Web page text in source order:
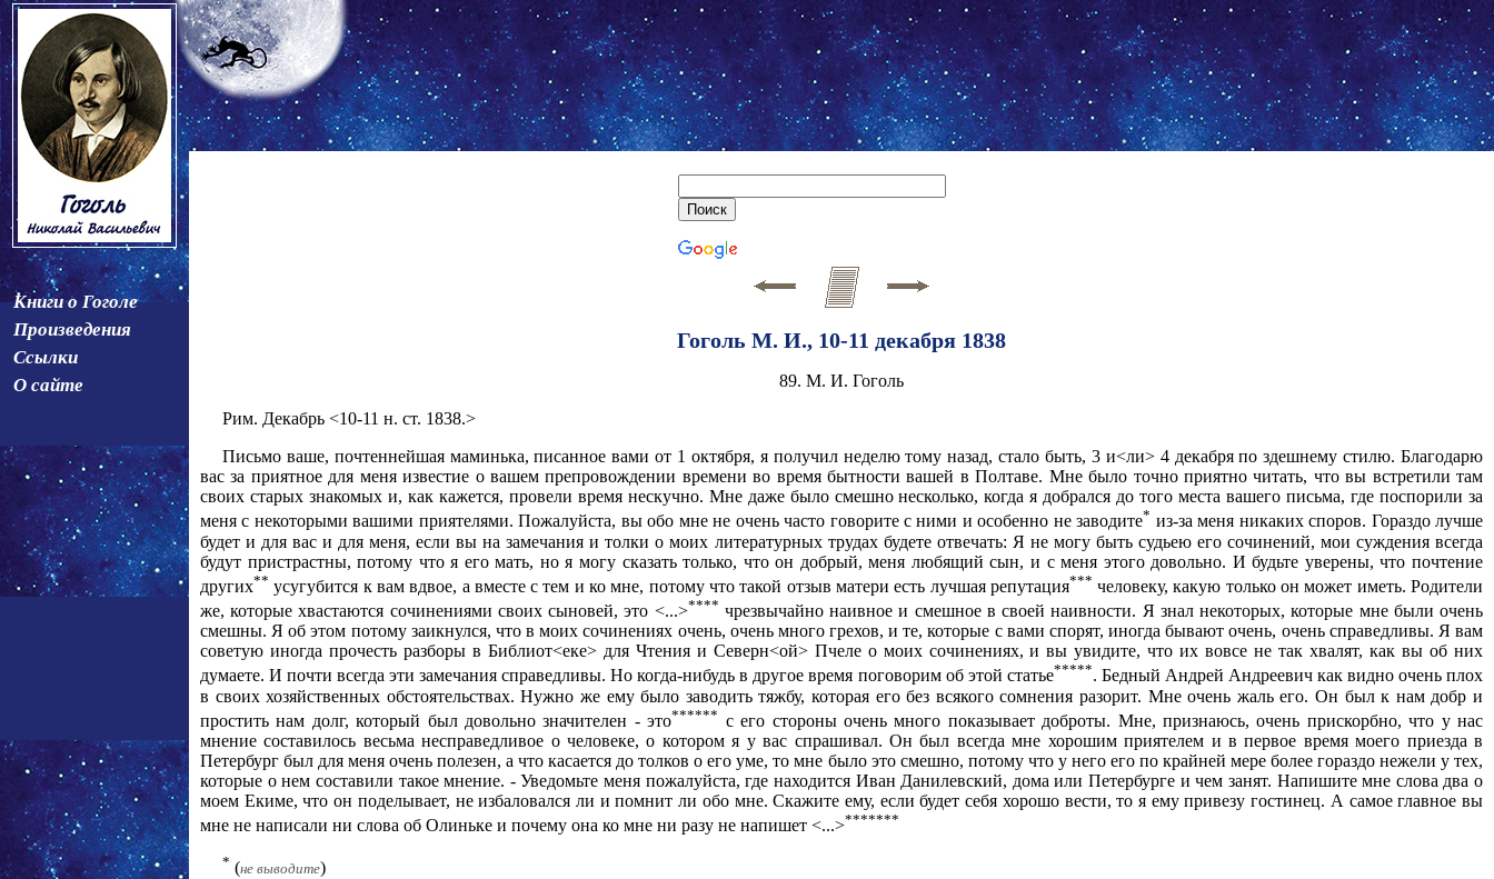
Книги о Гоголе
Произведения
Ссылки
О сайте
Гоголь М. И., 10-11 декабря 1838
89. М. И. Гоголь
Рим. Декабрь <10-11 н. ст. 1838.>
Письмо ваше, почтеннейшая маминька, писанное вами от 1 октября, я получил неделю тому назад, стало быть, 3 и<ли> 4 декабря по здешнему стилю. Благодарю
вас за приятное для меня известие о вашем препровождении времени во время бытности вашей в Полтаве. Мне было точно приятно читать, что вы встретили там
своих старых знакомых и, как кажется, провели время нескучно. Мне даже было смешно несколько, когда я добрался до того места вашего письма, где поспорили за
меня с некоторыми вашими приятелями. Пожалуйста, вы обо мне не очень часто говорите с ними и особенно не заводите* из-за меня никаких споров. Гораздо лучше
будет и для вас и для меня, если вы на замечания и толки о моих литературных трудах будете отвечать: Я не могу быть судьею его сочинений, мои суждения всегда
будут пристрастны, потому что я его мать, но я могу сказать только, что он добрый, меня любящий сын, и с меня этого довольно. И будьте уверены, что почтение
других** усугубится к вам вдвое, а вместе с тем и ко мне, потому что такой отзыв матери есть лучшая репутация*** человеку, какую только он может иметь. Родители
же, которые хвастаются сочинениями своих сыновей, это <...>**** чрезвычайно наивное и смешное в своей наивности. Я знал некоторых, которые мне были очень
смешны. Я об этом потому заикнулся, что в моих сочинениях очень, очень много грехов, и те, которые с вами спорят, иногда бывают очень, очень справедливы. Я вам
советую иногда прочесть разборы в Библиот<еке> для Чтения и Северн<ой> Пчеле о моих сочинениях, и вы увидите, что их вовсе не так хвалят, как вы об них
думаете. И почти всегда эти замечания справедливы. Но когда-нибудь в другое время поговорим об этой статье*****. Бедный Андрей Андреевич как видно очень плох
в своих хозяйственных обстоятельствах. Нужно же ему было заводить тяжбу, которая его без всякого сомнения разорит. Мне очень жаль его. Он был к нам добр и
простить нам долг, который был довольно значителен - это****** с его стороны очень много показывает доброты. Мне, признаюсь, очень прискорбно, что у нас
мнение составилось весьма несправедливое о человеке, о котором я у вас спрашивал. Он был всегда мне хорошим приятелем и в первое время моего приезда в
Петербург был для меня очень полезен, а что касается до толков о его уме, то мне было это смешно, потому что у него его по крайней мере более гораздо нежели у тех,
которые о нем составили такое мнение. - Уведомьте меня пожалуйста, где находится Иван Данилевский, дома или Петербурге и чем занят. Напишите мне слова два о
моем Екиме, что он поделывает, не избаловался ли и помнит ли обо мне. Скажите ему, если будет себя хорошо вести, то я ему привезу гостинец. А самое главное вы
мне не написали ни слова об Олиньке и почему она ко мне ни разу не напишет <...>*******
* (не выводите)